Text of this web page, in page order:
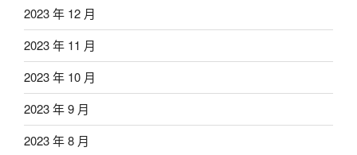
2023 年 12 月
2023 年 11 月
2023 年 10 月
2023 年 9 月
2023 年 8 月